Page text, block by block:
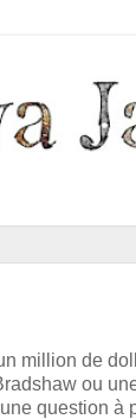
million de
ou
question à